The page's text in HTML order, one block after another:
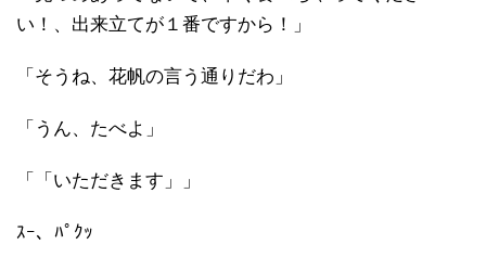
い！、出来立てが１番ですから！」
「そうね、花帆の言う通りだわ」
「うん、たべよ」
「「いただきます」」
ｽｰ、ﾊﾟｸｯ